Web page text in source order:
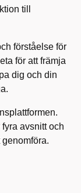
till
förståelse för
för att främja
dig och din
avsnitt och